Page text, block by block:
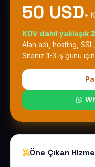
50 USD+
KDV dahil yaklaşık
Alan adı, hosting,
Siteniz 1-3 iş günü
Öne Çıkan